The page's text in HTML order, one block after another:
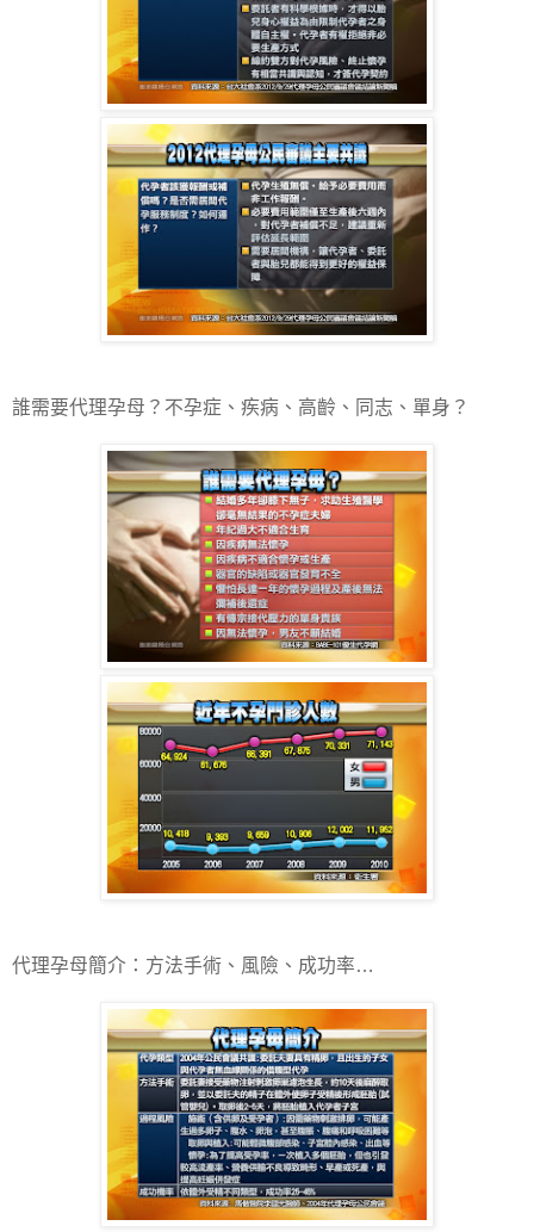
誰需要代理孕母？不孕症、疾病、高齡、同志、單身？
代理孕母簡介：方法手術、風險、成功率…